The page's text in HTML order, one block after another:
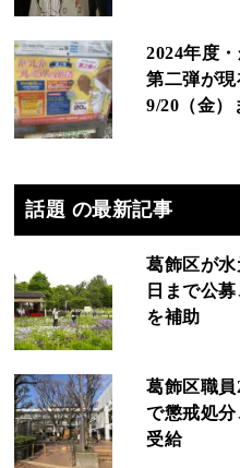
2024年度
第二弾が
9/20（金）
話題 の最新記事
葛飾区が水
日まで公
を補助
葛飾区職
で懲戒処
受給